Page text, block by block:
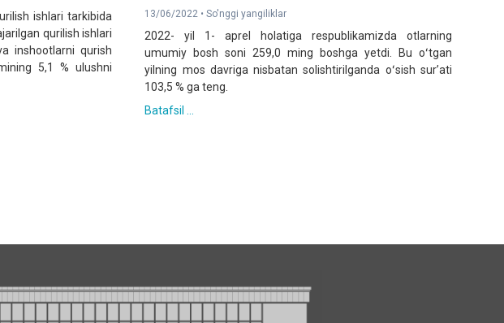
ishlari tarkibida
qurilish ishlari
inshootlarni qurish
5,1 % ulushni
13/06/2022 •So'nggi yangiliklar
2022- yil 1- aprel holatiga respublikamizda otlarning
umumiy bosh soni 259,0 ming boshga yetdi. Bu oʻtgan
yilning mos davriga nisbatan solishtirilganda oʻsish surʼati
103,5 % ga teng.
Batafsil ...